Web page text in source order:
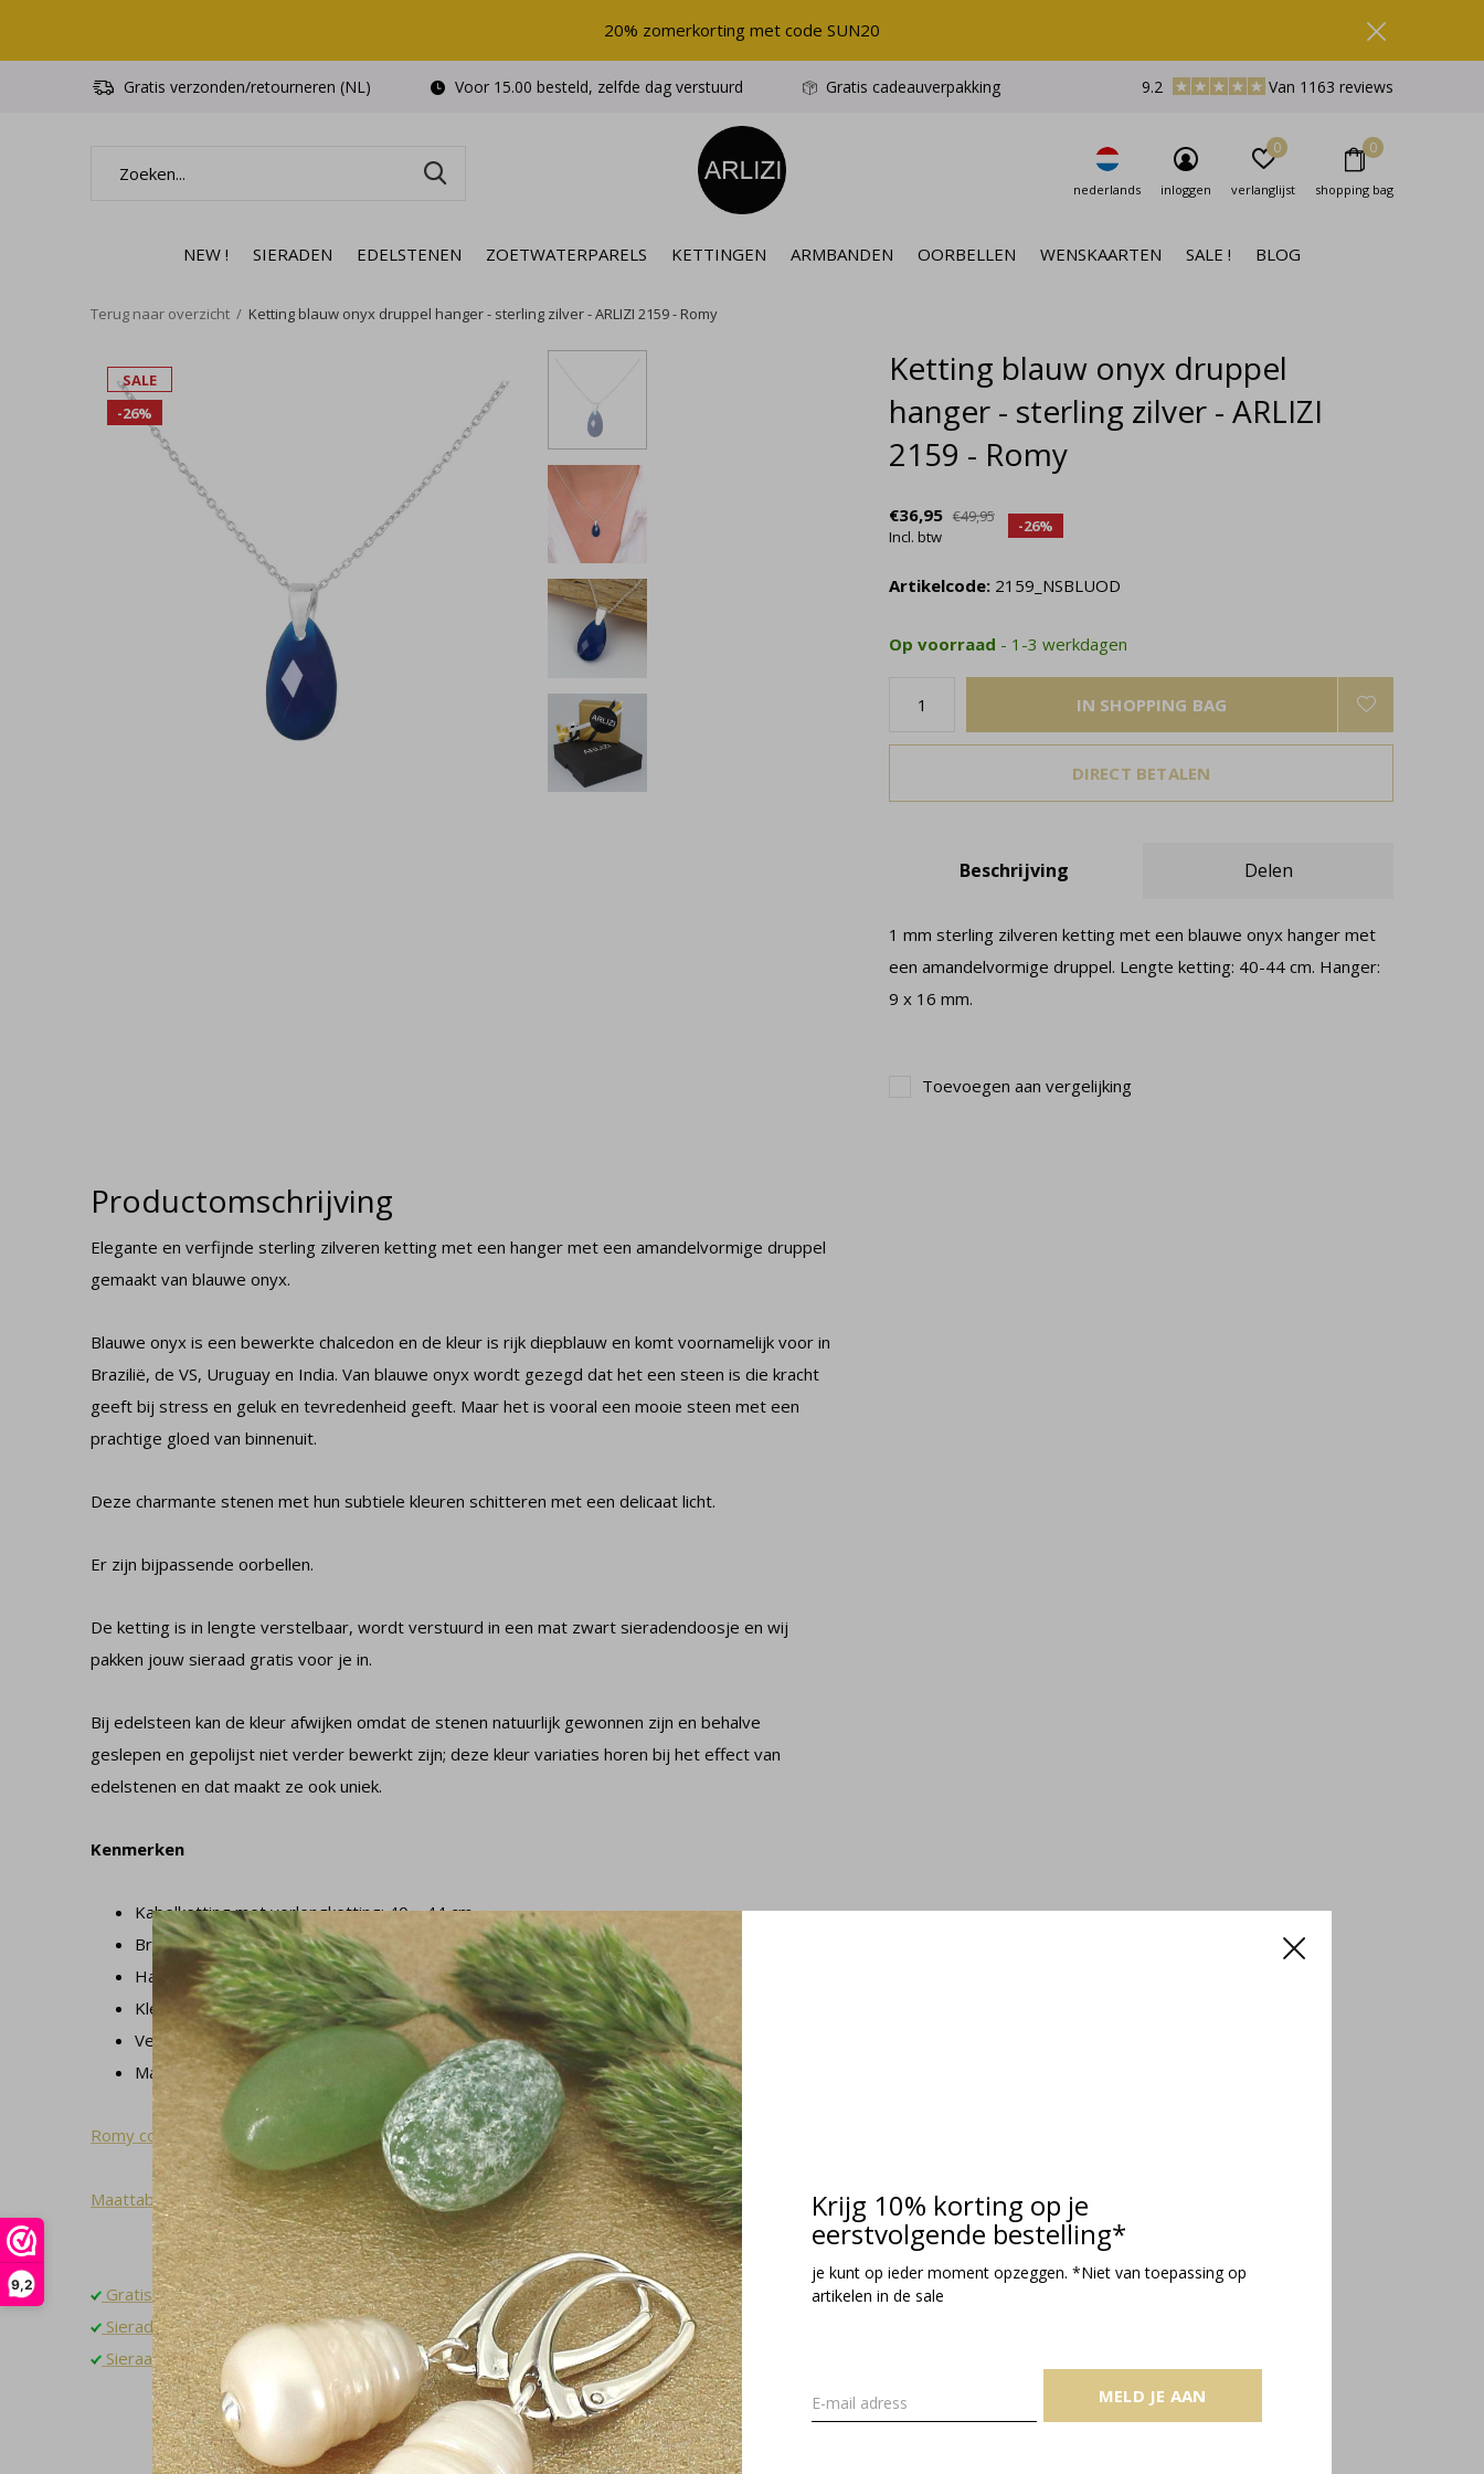
9,2
Krijg 10% korting op je
eerstvolgende bestelling*
je kunt op ieder moment opzeggen. *Niet van toepassing op
artikelen in de sale
MELD JE AAN
NEW ! SIERADEN EDELSTENEN ZOETWATERPARELS KETTINGEN ARMBANDEN OORBELLEN WENSKAARTEN SALE ! BLOG
nederlands inloggen verlanglijst
0
shopping bag
0
Gratis verzonden/retourneren (NL) Voor 15.00 besteld, zelfde dag verstuurd Gratis cadeauverpakking 9.2 Van 1163 reviews
20% zomerkorting met code SUN20
Terug naar overzicht Ketting blauw onyx druppel hanger - sterling zilver - ARLIZI 2159 - Romy
SALE
-26%
Ketting blauw onyx druppel
hanger - sterling zilver - ARLIZI
2159 - Romy
€36,95 €49,95
Incl. btw
-26%
Artikelcode: 2159_NSBLUOD
Op voorraad - 1-3 werkdagen
IN SHOPPING BAG
DIRECT BETALEN
Beschrijving Delen
1 mm sterling zilveren ketting met een blauwe onyx hanger met
een amandelvormige druppel. Lengte ketting: 40-44 cm. Hanger:
9 x 16 mm.
Toevoegen aan vergelijking
Productomschrijving
Elegante en verfijnde sterling zilveren ketting met een hanger met een amandelvormige druppel
gemaakt van blauwe onyx.
Blauwe onyx is een bewerkte chalcedon en de kleur is rijk diepblauw en komt voornamelijk voor in
Brazilië, de VS, Uruguay en India. Van blauwe onyx wordt gezegd dat het een steen is die kracht
geeft bij stress en geluk en tevredenheid geeft. Maar het is vooral een mooie steen met een
prachtige gloed van binnenuit.
Deze charmante stenen met hun subtiele kleuren schitteren met een delicaat licht.
Er zijn bijpassende oorbellen.
De ketting is in lengte verstelbaar, wordt verstuurd in een mat zwart sieradendoosje en wij
pakken jouw sieraad gratis voor je in.
Bij edelsteen kan de kleur afwijken omdat de stenen natuurlijk gewonnen zijn en behalve
geslepen en gepolijst niet verder bewerkt zijn; deze kleur variaties horen bij het effect van
edelstenen en dat maakt ze ook uniek.
Kenmerken
Kabelketting met verlengketting: 40 – 44 cm
Breedte schakelketting: 1 mm
Hanger: 9 x 16 mm
Kleur hanger: blauw
Veerring slot sluiting
Materiaal: 925 zilver en onyx
Romy collectie
Maattabel
Gratis verzending binnen NL
Sieradendoosje en gratis cadeauverpakking
Sieraad op maat laten maken? Neem contact op!